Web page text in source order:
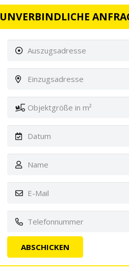
UNVERBINDLICHE